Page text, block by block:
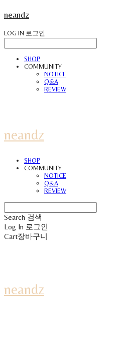
neandz
LOG IN 로그인
SHOP
COMMUNITY
NOTICE
Q&A
REVIEW
neandz
SHOP
COMMUNITY
NOTICE
Q&A
REVIEW
Search 검색
Log In 로그인
Cart장바구니
neandz